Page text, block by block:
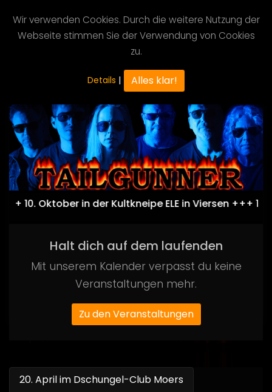
ROCK
WE
Oktober in der Kultkneipe ELE in Viersen +++
Halt dich auf dem laufenden
Mit unserem Kalender verpasst du keine
Veranstaltungen mehr.
Zu den Veranstaltungen
20. April im Dschungel-Club Moers
Wir verwenden Cookies. Durch die weitere Nutzung der
Webseite stimmen Sie der Verwendung von Cookies
zu.
Details | Alles klar!